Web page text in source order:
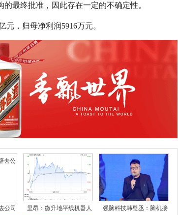
最终批准，因此存在一定的不确定性。
元，归母净利润5916万元。
公司 里昂：微升地平线机器人 强脑科技韩璧丞：脑机接